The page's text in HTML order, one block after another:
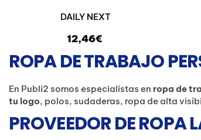
DAILY NEXT
12,46€
ROPA DE TRABAJO
En Publi2 somos especialistas en ropa de
tu logo, polos, sudaderas, ropa de alta
PROVEEDOR DE ROPA